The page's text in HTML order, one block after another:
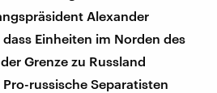
Alexander
Einheiten im Norden des
Grenze zu Russland
russische Separatisten